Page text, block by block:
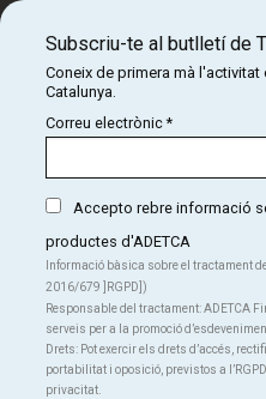
Amb el suport de:
Subscriu-te al butlletí de
Coneix de primera mà
Catalunya.
Correu electrònic*
Accepto rebre informació
productes d'ADETCA
Informació bàsica sobre el tractament
2016/679 ]RGPD])
Responsable del tractament: ADETCA
serveis per a la promoció
Drets: Pot exercir els drets d’accés,
portabilitat i oposició, previstos a
privacitat.